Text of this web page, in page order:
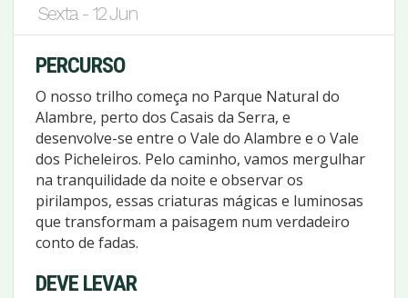
Sexta - 12 Jun
PERCURSO
O nosso trilho começa no Parque Natural do
Alambre, perto dos Casais da Serra, e
desenvolve-se entre o Vale do Alambre e o Vale
dos Picheleiros. Pelo caminho, vamos mergulhar
na tranquilidade da noite e observar os
pirilampos, essas criaturas mágicas e luminosas
que transformam a paisagem num verdadeiro
conto de fadas.
DEVE LEVAR